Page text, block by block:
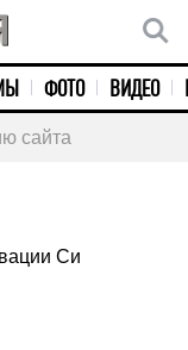
ФОТО ВИДЕО
сайта
Си